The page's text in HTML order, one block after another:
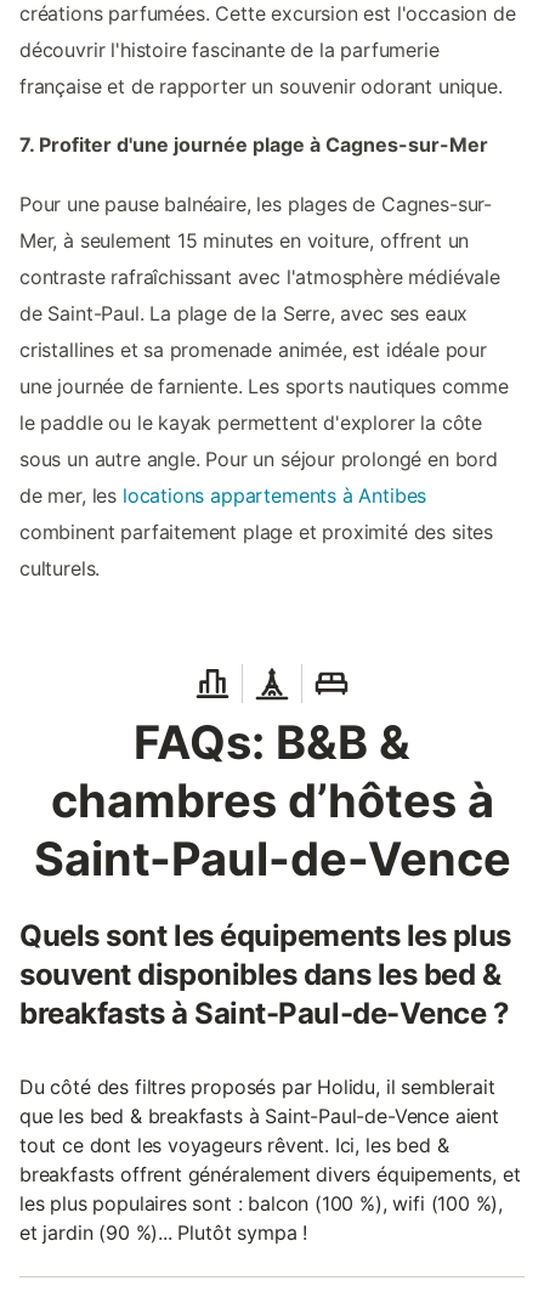
créations parfumées. Cette excursion est l'occasion de
découvrir l'histoire fascinante de la parfumerie
française et de rapporter un souvenir odorant unique.
7. Profiter d'une journée plage à Cagnes-sur-Mer
Pour une pause balnéaire, les plages de Cagnes-sur-
Mer, à seulement 15 minutes en voiture, offrent un
contraste rafraîchissant avec l'atmosphère médiévale
de Saint-Paul. La plage de la Serre, avec ses eaux
cristallines et sa promenade animée, est idéale pour
une journée de farniente. Les sports nautiques comme
le paddle ou le kayak permettent d'explorer la côte
sous un autre angle. Pour un séjour prolongé en bord
de mer, les locations appartements à Antibes
combinent parfaitement plage et proximité des sites
culturels.
FAQs: B&B &
chambres d’hôtes à
Saint-Paul-de-Vence
Quels sont les équipements les plus
souvent disponibles dans les bed &
breakfasts à Saint-Paul-de-Vence ?
Du côté des filtres proposés par Holidu, il semblerait
que les bed & breakfasts à Saint-Paul-de-Vence aient
tout ce dont les voyageurs rêvent. Ici, les bed &
breakfasts offrent généralement divers équipements, et
les plus populaires sont : balcon (100 %), wifi (100 %),
et jardin (90 %)... Plutôt sympa !